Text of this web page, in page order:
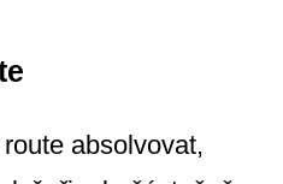
absolvovat,